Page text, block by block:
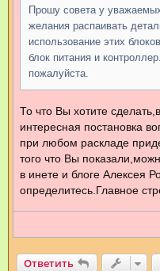
Прошу совета у
желания распаивать
использование этих
блок питания и
пожалуйста.
То что Вы хотите
интересная постановка
при любом раскладе
того что Вы
в инете и блоге Алексея
определитесь.Главное
Ответить